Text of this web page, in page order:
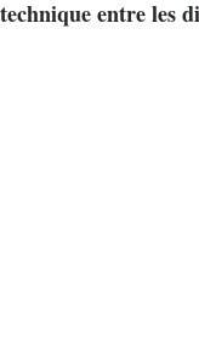
technique entre les